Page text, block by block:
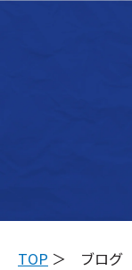
TOP ＞ ブログ